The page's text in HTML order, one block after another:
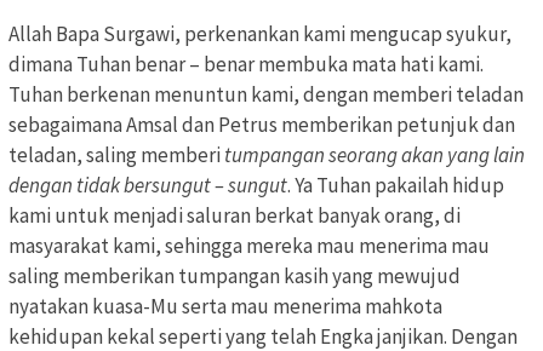
Allah Bapa Surgawi, perkenankan kami mengucap syukur,
dimana Tuhan benar – benar membuka mata hati kami.
Tuhan berkenan menuntun kami, dengan memberi teladan
sebagaimana Amsal dan Petrus memberikan petunjuk dan
teladan, saling memberitumpangan seorang akan yang lain
dengan tidak bersungut – sungut. Ya Tuhan pakailah hidup
kami untuk menjadi saluran berkat banyak orang, di
masyarakat kami, sehingga mereka mau menerima mau
saling memberikan tumpangan kasih yang mewujud
nyatakan kuasa-Mu serta mau menerima mahkota
kehidupan kekal seperti yang telah Engka janjikan. Dengan